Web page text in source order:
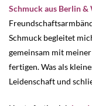
Schmuck aus Berlin &
Schmuck begleitet
gemeinsam mit
fertigen. Was als
Leidenschaft und